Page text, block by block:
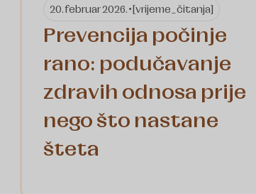
20. februar 2026. •[vrijeme_čitanja]
Prevencija počinje
rano: podučavanje
zdravih odnosa prije
nego što nastane
šteta